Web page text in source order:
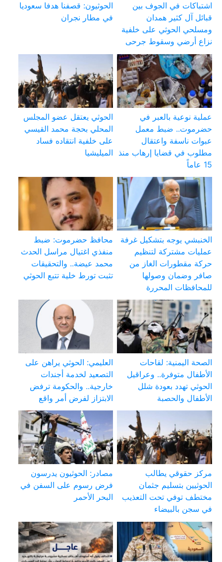
اشتباكات في الجوف بين
قبائل آل كثير همدان
ومسلحي الحوثي على خلفية
نزاع أرضي وسقوط جرحى
الحوثيون: قصفنا هدفا سعوديا
في مطار نجران
عملية نوعية بالعبر في
حضرموت.. ضبط معمل
عبوات ناسفة واعتقال
مطلوب في قضايا إرهاب منذ
15 عاماً
الحوثي يعتقل عضو المجلس
المحلي بحجة محمد القيسي
على خلفية انتقاده فساد
الميليشيا
الخنبشي يوجه بتشكيل غرفة
عمليات مشتركة لتنظيم
حركة مقطورات الغاز من
صافر وضمان وصولها
للمحافظات المحررة
محافظ حضرموت: ضبط
منفذي اغتيال مراسل الحدث
محمد عيضة.. والتحقيقات
تثبت تورط خلية تتبع الحوثي
الصحة اليمنية: لقاحات
الأطفال متوفرة.. وعراقيل
الحوثي تهدد بعودة شلل
الأطفال والحصبة
العليمي: الحوثي يراهن على
التصعيد لخدمة أجندات
خارجية.. والحكومة ترفض
الابتزاز لفرض أمر واقع
مركز حقوقي يطالب
الحوثيين بتسليم جثمان
مختطف توفي تحت التعذيب
في سجن بالبيضاء
مصادر: الحوثيون يدرسون
فرض رسوم على السفن في
البحر الأحمر